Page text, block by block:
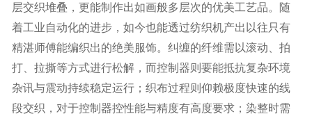
层交织堆叠，更能制作出如画般多层次的优美工艺品。随
着工业自动化的进步，如今也能透过纺织机产出以往只有
精湛师傅能编织出的绝美服饰。纠缠的纤维需以滚动、拍
打、拉撕等方式进行松解，而控制器则要能抵抗复杂环境
杂讯与震动持续稳定运行；织布过程则仰赖极度快速的线
段交织，对于控制器控性能与精度有高度要求；染整时需